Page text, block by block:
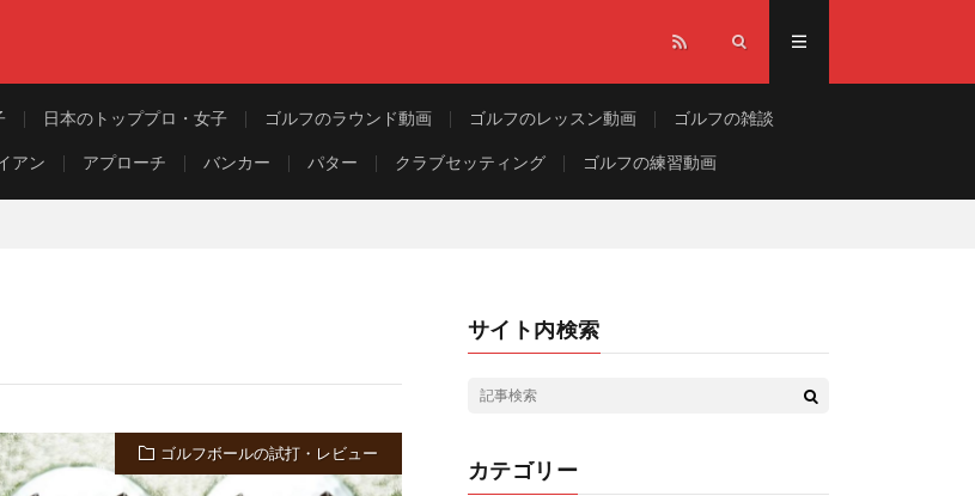
日本のトッププロ・女子 ゴルフのラウンド動画 ゴルフのレッスン動画 ゴルフの雑談
アン アプローチ バンカー パター クラブセッティング ゴルフの練習動画
ゴルフボールの試打・レビュー
サイト内検索
カテゴリー